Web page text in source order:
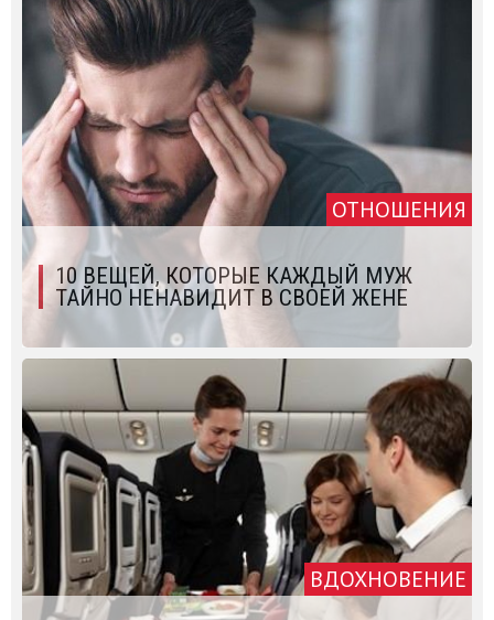
ОТНОШЕНИЯ
10 ВЕЩЕЙ, КОТОРЫЕ КАЖДЫЙ МУЖ
ТАЙНО НЕНАВИДИТ В СВОЕЙ ЖЕНЕ
ВДОХНОВЕНИЕ